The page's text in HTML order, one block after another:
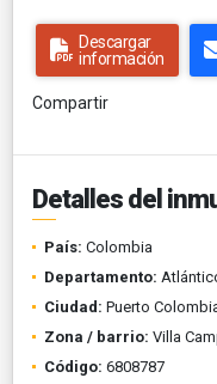
Descargar
información
Compartir
Detalles del
País: Colombia
Departamento:
Ciudad: Puerto
Zona / barrio: Villa
Código: 6808787